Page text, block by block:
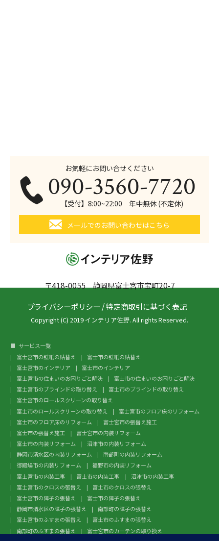
〒418-0055 静岡県富士宮市宝町20-7
お気軽にお問い合せください
090-3560-7720
【受付】8:00~22:00 年中無休 (不定休)
メールでのお問い合わせはこちら
プライバシーポリシー /特定商取引に基づく表記
Copyright (C) 2019 インテリア佐野. All rights Reserved.
サービス一覧
富士宮市の壁紙の貼替え
富士市の壁紙の貼替え
富士宮市のインテリア
富士市のインテリア
富士宮市の住まいのお困りごと解決
富士市の住まいのお困りごと解決
富士宮市のブラインドの取り替え
富士市のブラインドの取り替え
富士宮市のロールスクリーンの取り替え
富士市のロールスクリーンの取り替え
富士宮市のフロア床のリフォーム
富士市のフロア床のリフォーム
富士宮市の張替え施工
富士市の張替え施工
富士宮市の内装リフォーム
富士市の内装リフォーム
沼津市の内装リフォーム
静岡市清水区の内装リフォーム
南部町の内装リフォーム
御殿場市の内装リフォーム
裾野市の内装リフォーム
富士宮市の内装工事
富士市の内装工事
沼津市の内装工事
富士宮市のクロスの張替え
富士市のクロスの張替え
富士宮市の障子の張替え
富士市の障子の張替え
静岡市清水区の障子の張替え
南部町の障子の張替え
富士宮市のふすまの張替え
富士市のふすまの張替え
南部町のふすまの張替え
富士宮市のカーテンの取り換え